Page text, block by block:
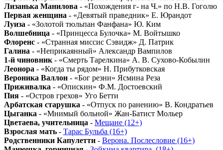
Лизанька Манилова - «Похождения г- на Ч.» по Н.В. Гоголю
Первая женщина - «Девятый праведник» Е. Юрандот
Луиза - «Золотой тюльпан Фанфана» Ю. Ким
Волшебница - «Принцесса Булочка» М. Войтышко
Флоренс - «Странная миссис Сэвидж» Д. Патрик
Галина - «Неприкаянный» Александр Вампилов
1-й чиновник - «Смерть Тарелкина» А. В. Сухово-Кобылин
Леонора - «Когда ты рядом» Н. Прибутковская
Вероника Валлон - «Бог резни» Ясмина Реза
Приживалка - «Опискин» Ф.М. Достоевский
Пия - «Остров грехов» Уго Бетти
Арбатская старушка - «Отпуск по ранению» В. Кондратьев
Цыганка - «Мнимый больной» Жан-Батист Мольер
Цветаева, учительница - Мещане (12+)
Взрослая мать - Тарас Бульба (16+)
Родственники Капулетти - Верона. Послесловие (16+)